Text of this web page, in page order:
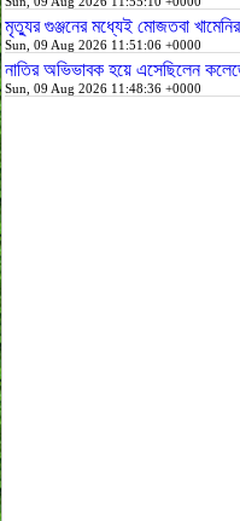
মৃত্যুর গুঞ্জনের মধ্যেই মোজতবা
Sun, 09 Aug 2026 11:51:06 +0000
নাতির অভিভাবক হয়ে এসেছিলেন
Sun, 09 Aug 2026 11:48:36 +0000